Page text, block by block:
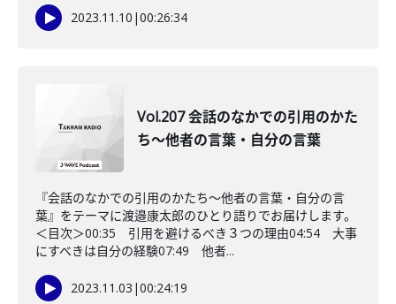
2023.11.10 |00:26:34
Vol.207 会話のなかでの引用のかた
ち〜他者の言葉・自分の言葉
『会話のなかでの引用のかたち〜他者の言葉・自分の言
葉』をテーマに渡邉康太郎のひとり語りでお届けします。
＜目次＞00:35 引用を避けるべき３つの理由04:54 大事
にすべきは自分の経験07:49 他者...
2023.11.03 |00:24:19